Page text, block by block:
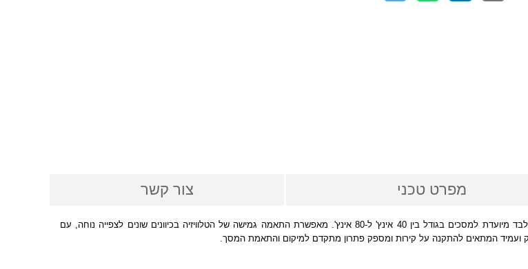
מפרט טכני צור קשר
זרוע טלוויזיה דו מפרקית עם אפשרות לצידוד של עד 120 מעלות. עד לגודל של 40 אינץ בלבד מיועדת למסכים בגודל בין 40 אינץ' ל-80 אינץ'. מאפשרת התאמה גמישה של הטלוויזיה בכיוונים שונים לצפייה נוחה, עם